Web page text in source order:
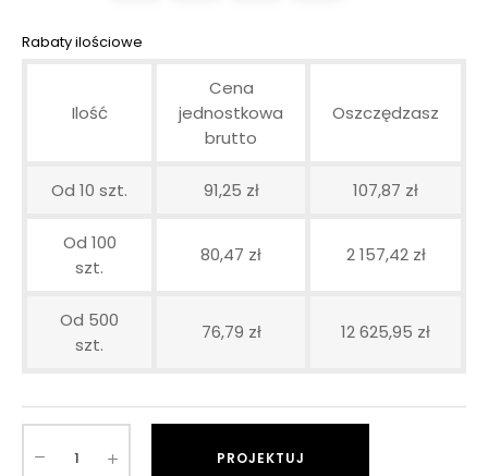
Rabaty ilościowe
Ilość
Cena
jednostkowa
brutto
Oszczędzasz
Od 10 szt. 91,25 zł 107,87 zł
Od 100
szt.
80,47 zł 2 157,42 zł
Od 500
szt.
76,79 zł 12 625,95 zł
PROJEKTUJ